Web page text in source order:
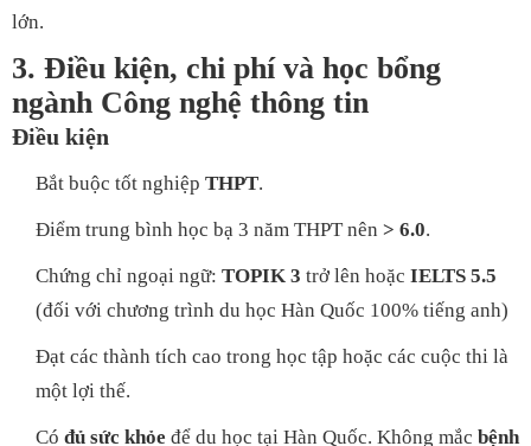
lớn.
3. Điều kiện, chi phí và học bổng
ngành Công nghệ thông tin
Điều kiện
Bắt buộc tốt nghiệp THPT.
Điểm trung bình học bạ 3 năm THPT nên > 6.0.
Chứng chỉ ngoại ngữ: TOPIK 3 trở lên hoặc IELTS 5.5
(đối với chương trình du học Hàn Quốc 100% tiếng anh)
Đạt các thành tích cao trong học tập hoặc các cuộc thi là
một lợi thế.
Có đủ sức khỏe để du học tại Hàn Quốc. Không mắc bệnh